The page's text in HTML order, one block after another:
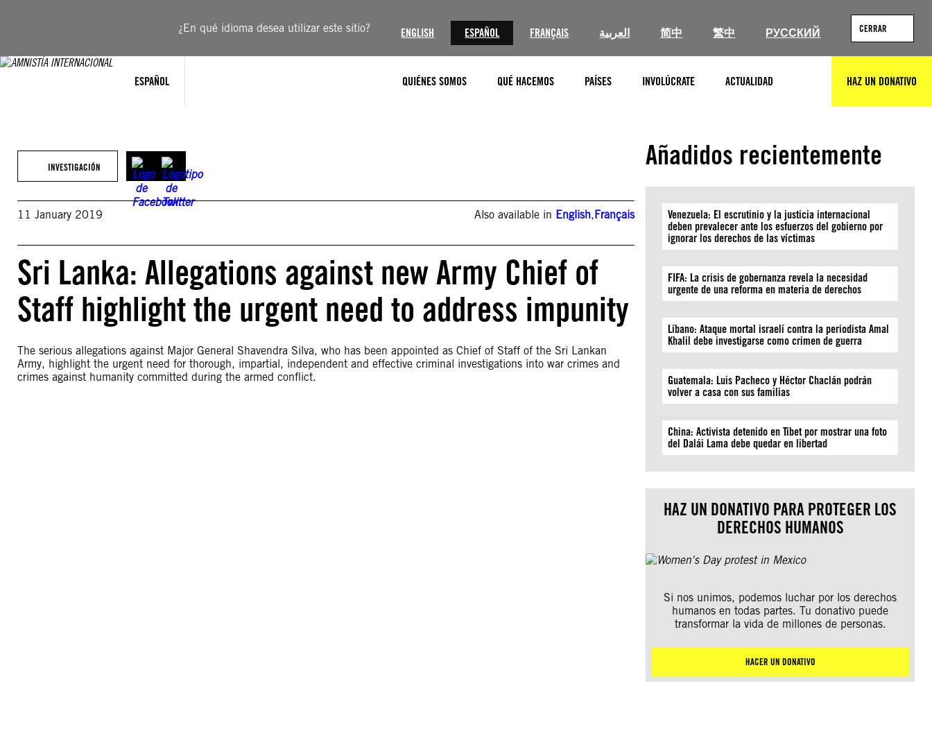
¿En qué idioma desea utilizar este sitio? ENGLISH ESPAÑOL FRANÇAIS العربية 简中 繁中 РУССКИЙ CERRAR
ESPAÑOL QUIÉNES SOMOS QUÉ HACEMOS PAÍSES INVOLÚCRATE ACTUALIDAD HAZ UN DONATIVO
INVESTIGACIÓN
11 January 2019 Also available in English,Français
Sri Lanka: Allegations against new Army Chief of
Staff highlight the urgent need to address impunity
The serious allegations against Major General Shavendra Silva, who has been appointed as Chief of Staff of the Sri Lankan
Army, highlight the urgent need for thorough, impartial, independent and effective criminal investigations into war crimes and
crimes against humanity committed during the armed conflict.
Añadidos recientemente
Venezuela: El escrutinio y la justicia internacional
deben prevalecer ante los esfuerzos del gobierno por
ignorar los derechos de las víctimas
FIFA: La crisis de gobernanza revela la necesidad
urgente de una reforma en materia de derechos
Líbano: Ataque mortal israelí contra la periodista Amal
Khalil debe investigarse como crimen de guerra
Guatemala: Luis Pacheco y Héctor Chaclán podrán
volver a casa con sus familias
China: Activista detenido en Tíbet por mostrar una foto
del Dalái Lama debe quedar en libertad
HAZ UN DONATIVO PARA PROTEGER LOS
DERECHOS HUMANOS
Si nos unimos, podemos luchar por los derechos
humanos en todas partes. Tu donativo puede
transformar la vida de millones de personas.
HACER UN DONATIVO